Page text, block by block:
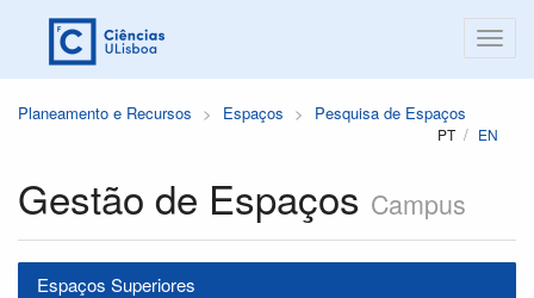
Planeamento e Recursos Espaços Pesquisa de Espaços
PT EN
Gestão de Espaços Campus
Espaços Superiores